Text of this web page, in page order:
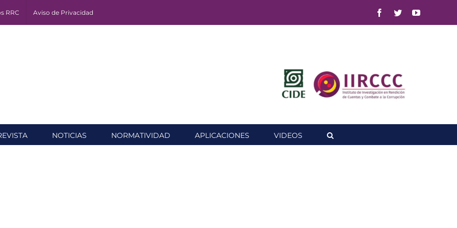
RRC Aviso de Privacidad Facebook
TwitterYouTube
NOTICIAS NORMATIVIDAD APLICACIONES VIDEOS